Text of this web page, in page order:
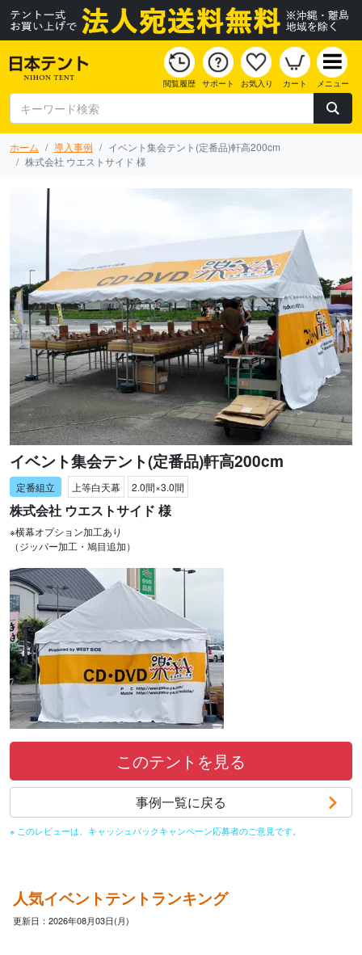
閲覧履歴 サポート お気入り カート メニュー
ホーム 導入事例
イベント集会テント(定番品)軒高200cm
株式会社 ウエストサイド 様
イベント集会テント(定番品)軒高200cm
上等白天幕 2.0間×3.0間
株式会社 ウエストサイド 様
※横幕オプション加工あり
（ジッパー加工・鳩目追加）
このテントを見る
事例一覧に戻る
※ このレビューは、キャッシュバックキャンペーン応募者のご意見です。
人気イベントテントランキング
更新日：2026年08月03日(月)